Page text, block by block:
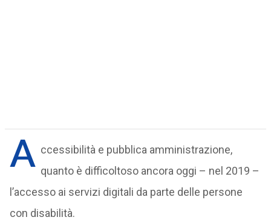
A ccessibilità e pubblica amministrazione,
quanto è difficoltoso ancora oggi – nel 2019 –
l’accesso ai servizi digitali da parte delle persone
con disabilità.